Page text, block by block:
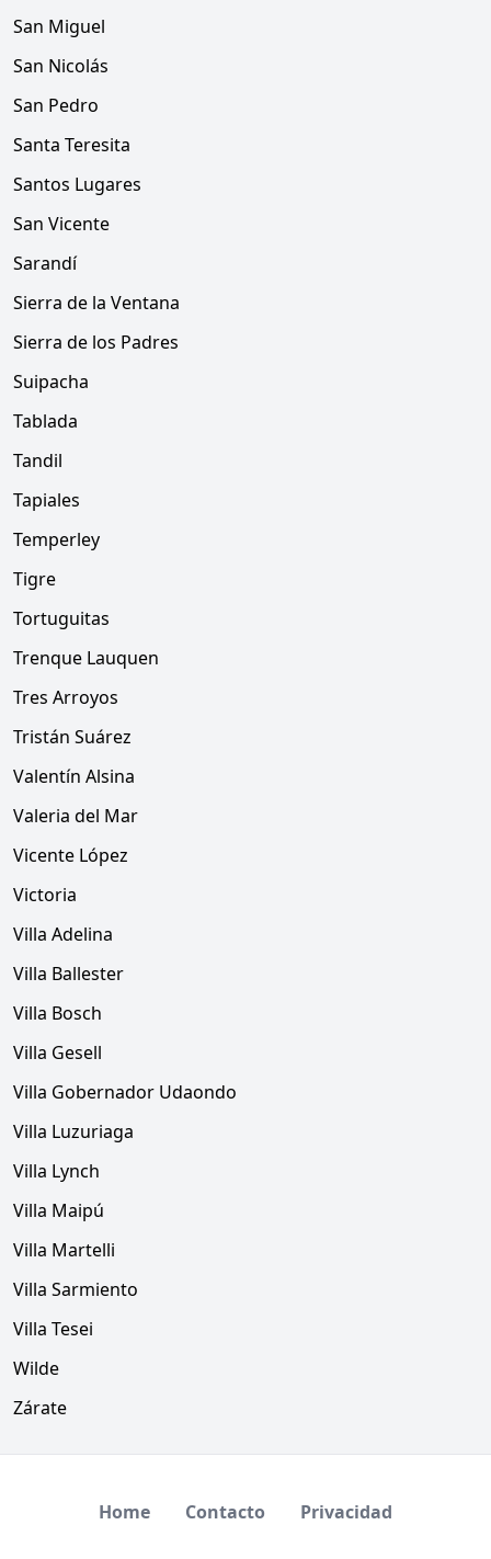
San Miguel
San Nicolás
San Pedro
Santa Teresita
Santos Lugares
San Vicente
Sarandí
Sierra de la Ventana
Sierra de los Padres
Suipacha
Tablada
Tandil
Tapiales
Temperley
Tigre
Tortuguitas
Trenque Lauquen
Tres Arroyos
Tristán Suárez
Valentín Alsina
Valeria del Mar
Vicente López
Victoria
Villa Adelina
Villa Ballester
Villa Bosch
Villa Gesell
Villa Gobernador Udaondo
Villa Luzuriaga
Villa Lynch
Villa Maipú
Villa Martelli
Villa Sarmiento
Villa Tesei
Wilde
Zárate
Home Contacto Privacidad